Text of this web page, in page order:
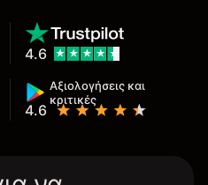
Αξιολογήσεις και
κριτικές
4.6
4.6